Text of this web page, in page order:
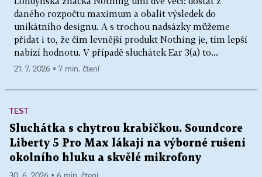
daného rozpočtu maximum a obalit výsledek do
unikátního designu. A s trochou nadsázky můžeme
přidat i to, že čím levnější produkt Nothing je, tím lepší
nabízí hodnotu. V případě sluchátek Ear 3(a) to...
21. 7. 2026 ▪ 7 min. čtení
TEST
Sluchátka s chytrou krabičkou. Soundcore
Liberty 5 Pro Max lákají na výborné rušení
okolního hluku a skvělé mikrofony